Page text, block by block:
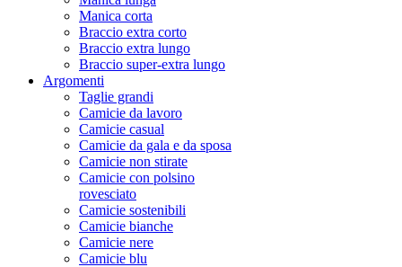
Manica corta
Braccio extra corto
Braccio extra lungo
Braccio super-extra lungo
Argomenti
Taglie grandi
Camicie da lavoro
Camicie casual
Camicie da gala e da sposa
Camicie non stirate
Camicie con polsino
rovesciato
Camicie sostenibili
Camicie bianche
Camicie nere
Camicie blu